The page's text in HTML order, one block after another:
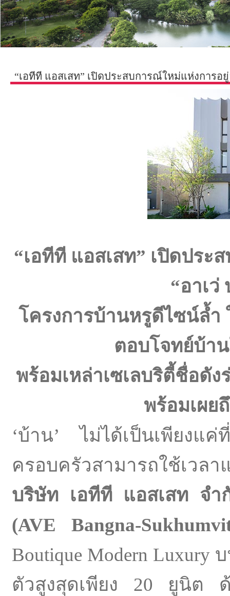
“เอทีที แอสเสท” เปิดประสบการณ์ใหม่แห่งการอ
“เอทีที แอสเสท” เปิดปร
“อาเว่
โครงการบ้านหรูดีไซน์ล้ำ
ตอบโจทย์บ้า
พร้อมเหล่าเซเลบริตี้ชื่อดั
พร้อมเผย
‘บ้าน’ ไม่ได้เป็นเพียงแ
ครอบครัวสามารถใช้เวล
บริษัท เอทีที แอสเสท จ
(AVE Bangna-
Boutique Modern
ตัวสูงสุดเพียง 20 ยูนิต ด้